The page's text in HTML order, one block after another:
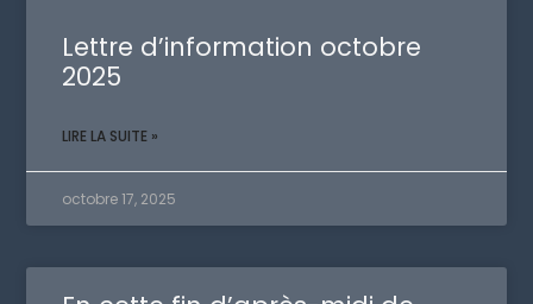
Lettre d’information octobre
2025
LIRE LA SUITE »
octobre 17, 2025